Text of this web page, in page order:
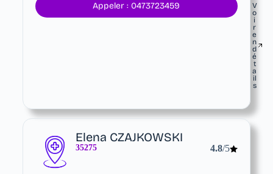
Appeler : 0473723459
V
o
i
r
e
n
d
é
t
a
il
s
Elena CZAJKOWSKI
35275 4.8/5